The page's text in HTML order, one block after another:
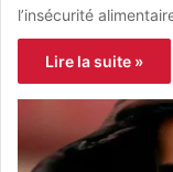
l’insécurité
Lire la suite »